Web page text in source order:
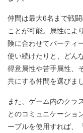
仲間は最大6名まで戦
ことが可能。 属性によ
険に合わせてパーティ
使い続けたりと、どん
得意属性や苦手属性、
共にする仲間を選びま
また、ゲーム内のクラ
とのコミュニケーショ
ーブルを使用すれば、